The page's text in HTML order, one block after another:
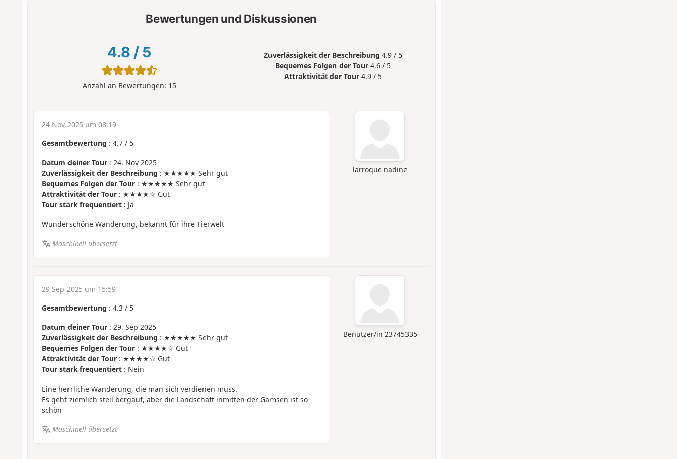
Bewertungen und Diskussionen
4.8 / 5
Anzahl an Bewertungen: 15
Zuverlässigkeit der Beschreibung 4.9 / 5
Bequemes Folgen der Tour 4.6 / 5
Attraktivität der Tour 4.9 / 5
larroque nadine
24 Nov 2025 um 08:19
Gesamtbewertung : 4.7/ 5
Datum deiner Tour: 24. Nov 2025
Zuverlässigkeit der Beschreibung : ★★★★★ Sehr gut
Bequemes Folgen der Tour: ★★★★★ Sehr gut
Attraktivität der Tour: ★★★★☆ Gut
Tour stark frequentiert: Ja
Wunderschöne Wanderung, bekannt für ihre Tierwelt
Maschinell übersetzt
Benutzer/in 23745335
29 Sep 2025 um 15:59
Gesamtbewertung : 4.3/ 5
Datum deiner Tour: 29. Sep 2025
Zuverlässigkeit der Beschreibung : ★★★★★ Sehr gut
Bequemes Folgen der Tour: ★★★★☆ Gut
Attraktivität der Tour: ★★★★☆ Gut
Tour stark frequentiert: Nein
Eine herrliche Wanderung, die man sich verdienen muss.
Es geht ziemlich steil bergauf, aber die Landschaft inmitten der Gämsen ist so
schön
Maschinell übersetzt